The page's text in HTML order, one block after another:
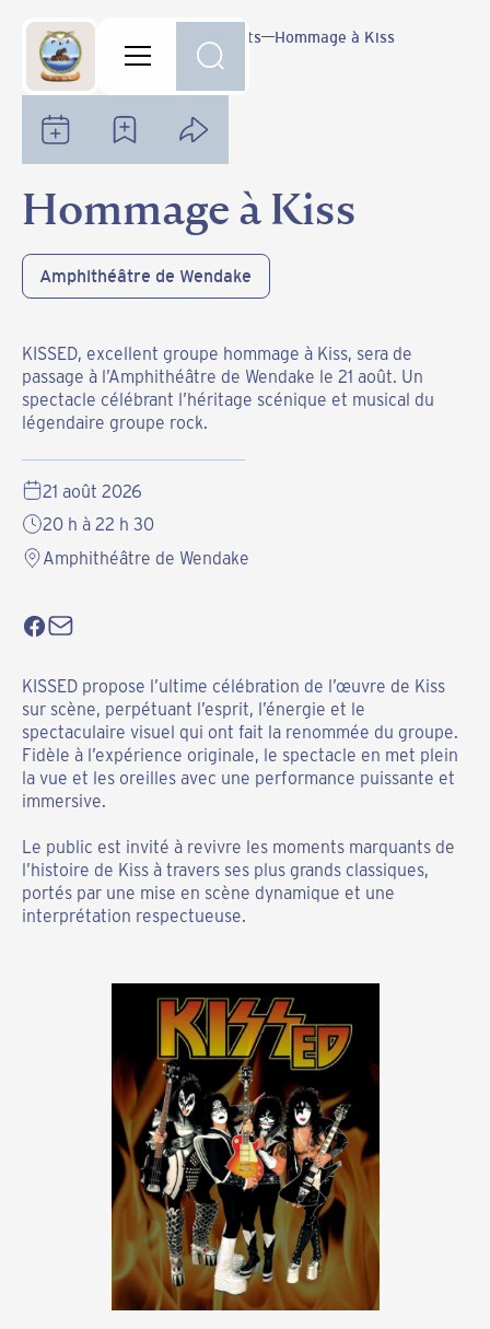
Notre communauté Événements Hommage à Kiss
Hommage à Kiss
Amphithéâtre de Wendake
KISSED, excellent groupe hommage à Kiss, sera de
passage à l’Amphithéâtre de Wendake le 21 août. Un
spectacle célébrant l’héritage scénique et musical du
légendaire groupe rock.
21 août 2026
20 h à 22 h 30
Amphithéâtre de Wendake
KISSED propose l’ultime célébration de l’œuvre de Kiss
sur scène, perpétuant l’esprit, l’énergie et le
spectaculaire visuel qui ont fait la renommée du groupe.
Fidèle à l’expérience originale, le spectacle en met plein
la vue et les oreilles avec une performance puissante et
immersive.
Le public est invité à revivre les moments marquants de
l’histoire de Kiss à travers ses plus grands classiques,
portés par une mise en scène dynamique et une
interprétation respectueuse.